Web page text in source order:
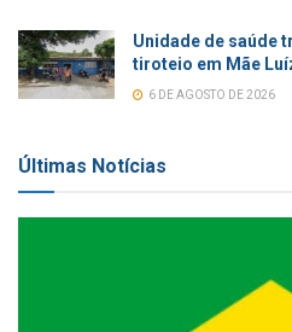
Unidade de saúde
tiroteio em Mãe
6 DE AGOSTO DE 2026
Últimas Notícias